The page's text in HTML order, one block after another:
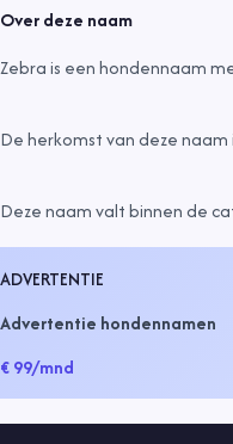
Over deze naam
Zebra is een hondennaam
De herkomst van deze naam
Deze naam valt binnen de
ADVERTENTIE
Advertentie hondennamen
€ 99/mnd